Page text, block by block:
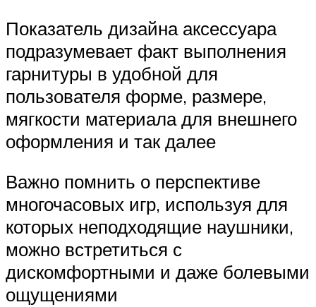
Показатель дизайна аксессуара
подразумевает факт выполнения
гарнитуры в удобной для
пользователя форме, размере,
мягкости материала для внешнего
оформления и так далее
Важно помнить о перспективе
многочасовых игр, используя для
которых неподходящие наушники,
можно встретиться с
дискомфортными и даже болевыми
ощущениями